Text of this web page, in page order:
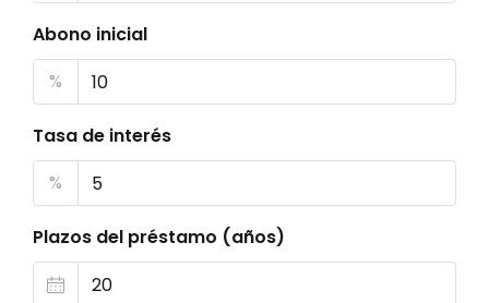
Abono inicial
%
Tasa de interés
%
Plazos del préstamo (años)